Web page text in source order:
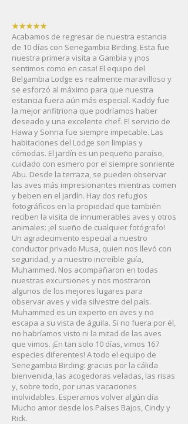
★★★★★
Acabamos de regresar de nuestra estancia
de 10 días con Senegambia Birding. Esta fue
nuestra primera visita a Gambia y ¡nos
sentimos como en casa! El equipo del
Belgambia Lodge es realmente maravilloso y
se esforzó al máximo para que nuestra
estancia fuera aún más especial. Kaddy fue
la mejor anfitriona que podríamos haber
deseado y una excelente chef. El servicio de
Hawa y Sonna fue siempre impecable. Las
habitaciones del Lodge son limpias y
cómodas. El jardín es un pequeño paraíso,
cuidado con esmero por el siempre sonriente
Abu. Desde la terraza, se pueden observar
las aves más impresionantes mientras comen
y beben en el jardín. Hay dos refugios
fotográficos en la propiedad que también
reciben la visita de innumerables aves y otros
animales: ¡el sueño de cualquier fotógrafo!
Un agradecimiento especial a nuestro
conductor privado Musa, quien nos llevó con
seguridad, y a nuestro increíble guía,
Muhammed. Nos acompañaron en todas
nuestras excursiones y nos mostraron
algunos de los mejores lugares para
observar aves y vida silvestre del país.
Muhammed es un experto en aves y no
escapa a su vista de águila. Si no fuera por él,
no habríamos visto ni la mitad de las aves
que vimos. ¡En tan solo 10 días, vimos 167
especies diferentes! A todo el equipo de
Senegambia Birding: gracias por la cálida
bienvenida, las acogedoras veladas, las risas
y, sobre todo, por unas vacaciones
inolvidables. Esperamos volver algún día.
Mucho amor desde los Países Bajos, Cindy y
Rick.